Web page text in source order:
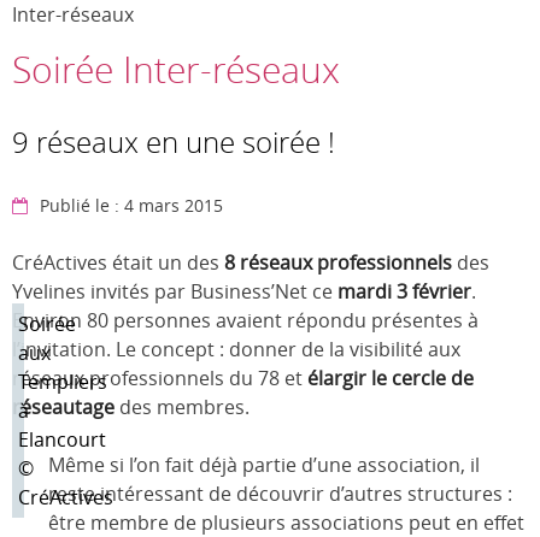
Inter-réseaux
Soirée Inter-réseaux
9 réseaux en une soirée !
Publié le : 4 mars 2015
CréActives était un des 8 réseaux professionnels des
Yvelines invités par Business’Net ce mardi 3 février.
Environ 80 personnes avaient répondu présentes à
l’invitation. Le concept : donner de la visibilité aux
réseaux professionnels du 78 et élargir le cercle de
réseautage des membres.
Soirée
aux
Templiers
à
Elancourt
©
CréActives
Même si l’on fait déjà partie d’une association, il
reste intéressant de découvrir d’autres structures :
être membre de plusieurs associations peut en effet